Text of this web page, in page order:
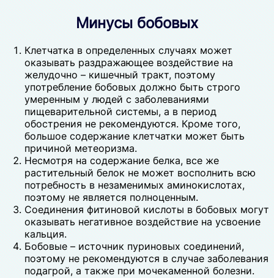
Минусы бобовых
Клетчатка в определенных случаях может
оказывать раздражающее воздействие на
желудочно – кишечный тракт, поэтому
употребление бобовых должно быть строго
умеренным у людей с заболеваниями
пищеварительной системы, а в период
обострения не рекомендуются. Кроме того,
большое содержание клетчатки может быть
причиной метеоризма.
Несмотря на содержание белка, все же
растительный белок не может восполнить всю
потребность в незаменимых аминокислотах,
поэтому не является полноценным.
Соединения фитиновой кислоты в бобовых могут
оказывать негативное воздействие на усвоение
кальция.
Бобовые – источник пуриновых соединений,
поэтому не рекомендуются в случае заболевания
подагрой, а также при мочекаменной болезни.